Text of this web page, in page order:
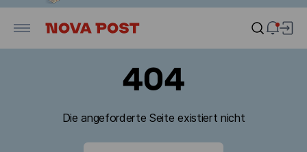
404
Die angeforderte Seite existiert nicht